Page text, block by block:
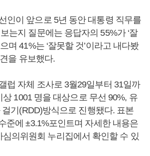
인이 앞으로 5년 동안 대통령 직무를
는지 질문에는 응답자의 55%가 ‘잘
며 41%는 ‘잘못할 것’이라고 내다봤
을 유보했다.
럽 자체 조사로 3월29일부터 31일까
상 1001 명을 대상으로 무선 90%, 유
기(RDD)방식으로 진행됐다. 표본
준에 ±3.1%포인트며 자세한 내용은
의위원회 누리집에서 확인할 수 있